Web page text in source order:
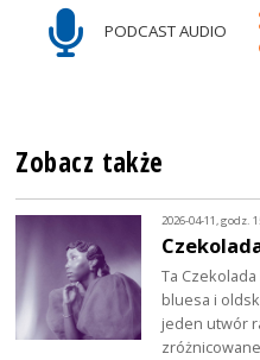
PODCAST AUDIO
Zobacz także
2026-04-11, godz.
Ta
bluesa i
jeden utwór